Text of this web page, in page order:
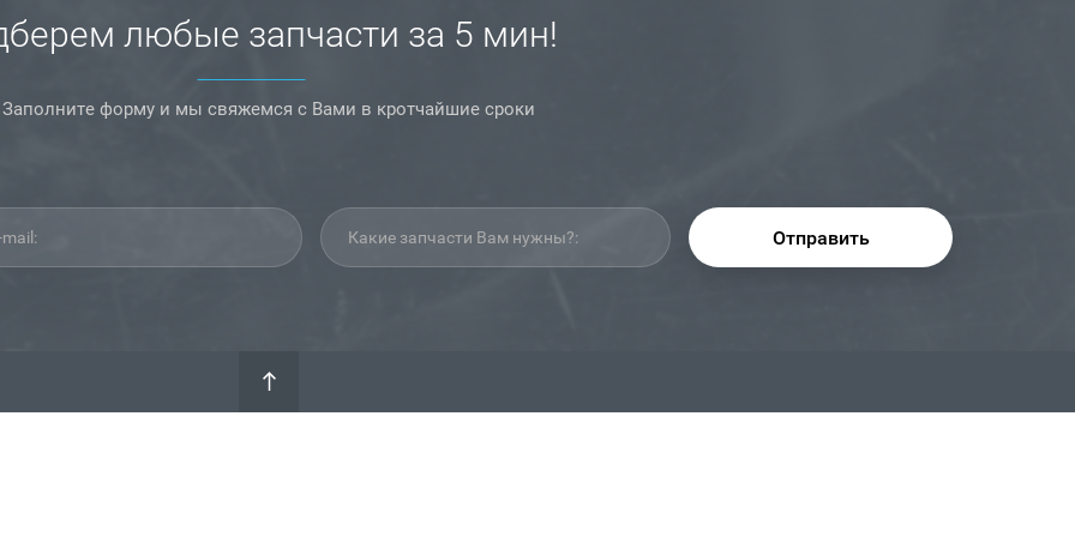
любые запчасти за 5 мин!
Заполните форму и мы свяжемся с Вами в кротчайшие сроки
Отправить